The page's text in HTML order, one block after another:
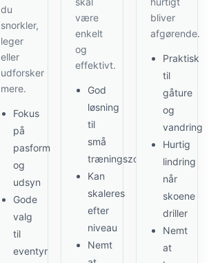
du
snorkler,
leger
eller
udforsker
mere.
Fokus
på
pasform
og
udsyn
Gode
valg
til
eventyr
være
enkelt
og
effektivt.
God
løsning
til
små
træningszoner
Kan
skaleres
efter
niveau
Nemt
bliver
afgørende.
Praktisk
til
gåture
og
vandring
Hurtig
lindring
når
skoene
driller
Nemt
at